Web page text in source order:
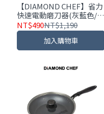
【DIAMOND CHEF】省力
快速電動磨刀器(灰藍色/奶
茶色)
NT$490NT$1,190
加入購物車